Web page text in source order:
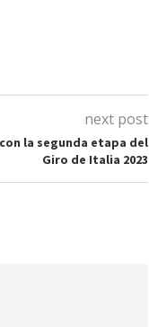
next post
la segunda etapa del
Giro de Italia 2023